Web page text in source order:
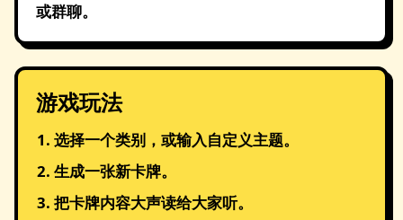
或群聊。
游戏玩法
选择一个类别，或输入自定义主题。
生成一张新卡牌。
把卡牌内容大声读给大家听。